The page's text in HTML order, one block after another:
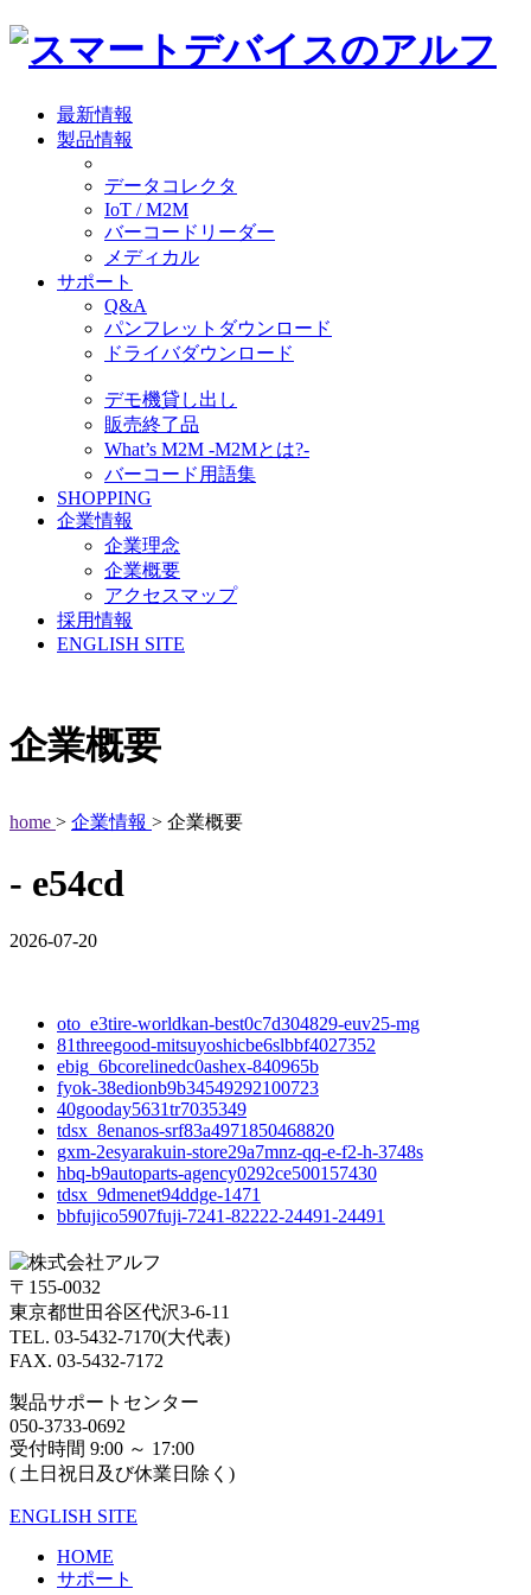
最新情報
製品情報
データコレクタ
IoT / M2M
バーコードリーダー
メディカル
サポート
Q&A
パンフレットダウンロード
ドライバダウンロード
デモ機貸し出し
販売終了品
What’s M2M -M2Mとは?-
バーコード用語集
SHOPPING
企業情報
企業理念
企業概要
アクセスマップ
採用情報
ENGLISH SITE
企業概要
home > 企業情報 > 企業概要
- e54cd
2026-07-20
oto_e3tire-worldkan-best0c7d304829-euv25-mg
81threegood-mitsuyoshicbe6slbbf4027352
ebig_6bcorelinedc0ashex-840965b
fyok-38edionb9b34549292100723
40gooday5631tr7035349
tdsx_8enanos-srf83a4971850468820
gxm-2esyarakuin-store29a7mnz-qq-e-f2-h-3748s
hbq-b9autoparts-agency0292ce500157430
tdsx_9dmenet94ddge-1471
bbfujico5907fuji-7241-82222-24491-24491
〒155-0032
東京都世田谷区代沢3-6-11
TEL. 03-5432-7170(大代表)
FAX. 03-5432-7172
製品サポートセンター
050-3733-0692
受付時間 9:00 ～ 17:00
( 土日祝日及び休業日除く)
ENGLISH SITE
HOME
サポート